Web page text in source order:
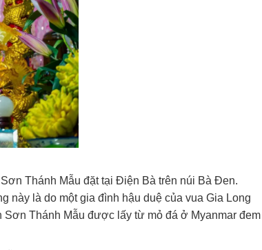
Thánh Mẫu đặt tại Điện Bà trên núi Bà Đen.
này là do một gia đình hậu duệ của vua Gia Long
Thánh Mẫu được lấy từ mỏ đá ở Myanmar đem